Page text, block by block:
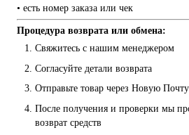
• есть номер заказа или чек
Процедура возврата или обмена:
Свяжитесь с нашим менеджером
Согласуйте детали возврата
Отправьте товар через Новую Почту
После получения и проверки мы
возврат средств